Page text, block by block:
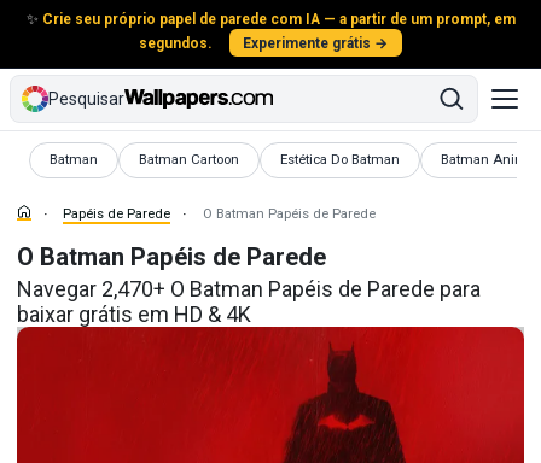
✨ Crie seu próprio papel de parede com IA — a partir de um prompt, em
segundos.
Experimente grátis →
Pesquisar
Batman
Papéis de ParedeBatman Cartoon
Papéis de Parede Estética Do Batman
Papéis de Parede Batman
Papéis de
Papéis de Parede O Batman Papéis de Parede
O Batman Papéis de Parede
Navegar 2,470+ O Batman Papéis de Parede para
baixar grátis em HD & 4K